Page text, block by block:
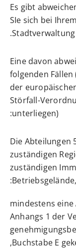
Es gibt
SIe sich bei
Stadtverwaltung.
Eine davon
folgenden
der
Störfall-
unterliegen):
Die Abteilungen
zuständigen
zuständigen
mindestens eine
Anhangs 1 der
Buchstabe E